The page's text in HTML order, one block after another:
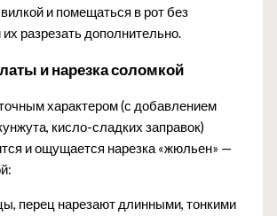
и помещаться в рот без
разрезать дополнительно.
и нарезка соломкой
характером (с добавлением
кисло-сладких заправок)
и ощущается нарезка «жюльен» —
перец нарезают длинными, тонкими